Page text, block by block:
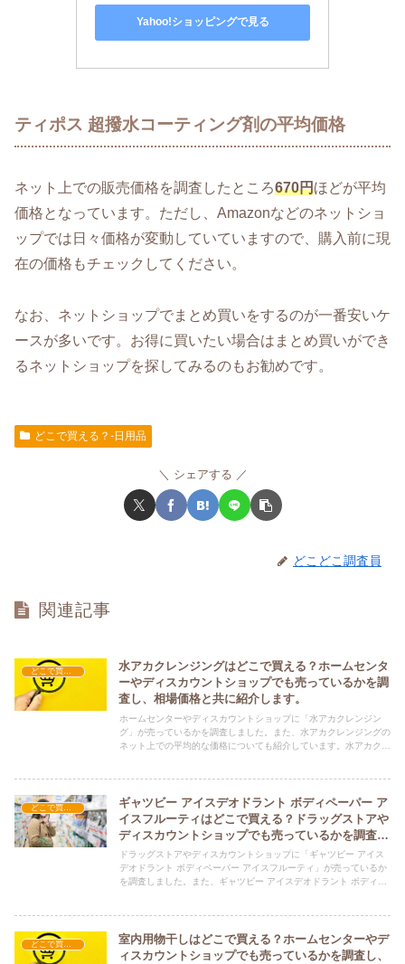
Yahoo!ショッピングで見る
ティポス 超撥水コーティング剤の平均価格
ネット上での販売価格を調査したところ670円ほどが平均
価格となっています。ただし、Amazonなどのネットショ
ップでは日々価格が変動していていますので、購入前に現
在の価格もチェックしてください。
なお、ネットショップでまとめ買いをするのが一番安いケ
ースが多いです。お得に買いたい場合はまとめ買いができ
るネットショップを探してみるのもお勧めです。
どこで買える？-日用品
シェアする
どこどこ調査員
関連記事
水アカクレンジングはどこで買える？ホームセンタ
ーやディスカウントショップでも売っているかを調
査し、相場価格と共に紹介します。
ホームセンターやディスカウントショップに「水アカクレンジン
グ」が売っているかを調査しました。また、水アカクレンジングの
ネット上での平均的な価格についても紹介しています。水アカクレ
ギャツビー アイスデオドラント ボディペーパー ア
イスフルーティはどこで買える？ドラッグストアや
ディスカウントショップでも売っているかを調査
し、相場価格と共に紹介します。
ドラッグストアやディスカウントショップに「ギャツビー アイス
デオドラント ボディペーパー アイスフルーティ」が売っているか
を調査しました。また、ギャツビー アイスデオドラント ボディペ
室内用物干しはどこで買える？ホームセンターやデ
ィスカウントショップでも売っているかを調査し、